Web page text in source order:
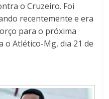
o Cruzeiro. Foi
recentemente e era
para o próxima
o Atlético-Mg, dia 21 de